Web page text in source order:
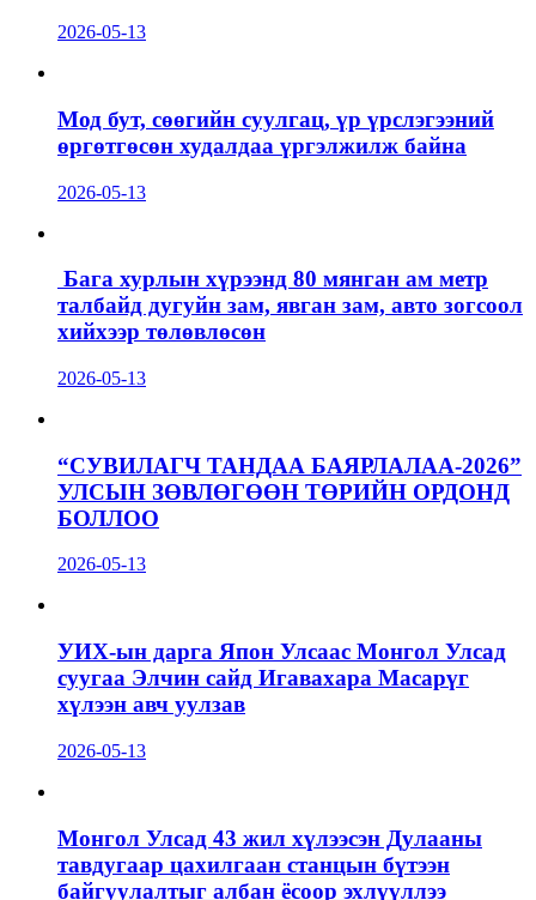
2026-05-13
Мод бут, сөөгийн суулгац, үр үрслэгээний
өргөтгөсөн худалдаа үргэлжилж байна
2026-05-13
Бага хурлын хүрээнд 80 мянган ам метр
талбайд дугуйн зам, явган зам, авто зогсоол
хийхээр төлөвлөсөн
2026-05-13
“СУВИЛАГЧ ТАНДАА БАЯРЛАЛАА-2026”
УЛСЫН ЗӨВЛӨГӨӨН ТӨРИЙН ОРДОНД
БОЛЛОО
2026-05-13
УИХ-ын дарга Япон Улсаас Монгол Улсад
суугаа Элчин сайд Игавахара Масарүг
хүлээн авч уулзав
2026-05-13
Монгол Улсад 43 жил хүлээсэн Дулааны
тавдугаар цахилгаан станцын бүтээн
байгуулалтыг албан ёсоор эхлүүллээ